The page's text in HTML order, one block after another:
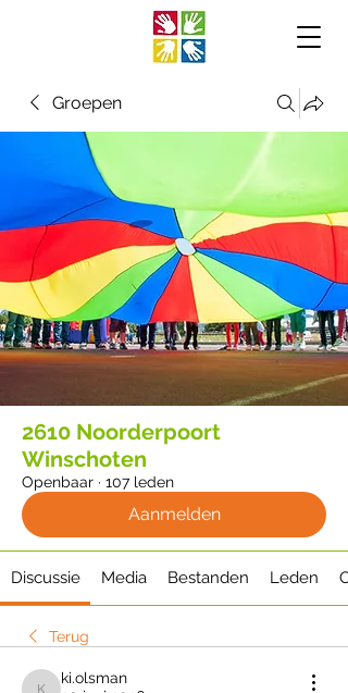
Groepen
2610 Noorderpoort
Winschoten
Openbaar · 107 leden
Aanmelden
Discussie Media Bestanden Leden
Terug
ki.olsman